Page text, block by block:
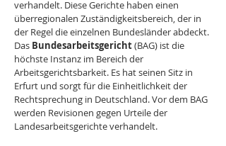
verhandelt. Diese Gerichte haben einen
überregionalen Zuständigkeitsbereich, der in
der Regel die einzelnen Bundesländer abdeckt.
Das Bundesarbeitsgericht (BAG) ist die
höchste Instanz im Bereich der
Arbeitsgerichtsbarkeit. Es hat seinen Sitz in
Erfurt und sorgt für die Einheitlichkeit der
Rechtsprechung in Deutschland. Vor dem BAG
werden Revisionen gegen Urteile der
Landesarbeitsgerichte verhandelt.